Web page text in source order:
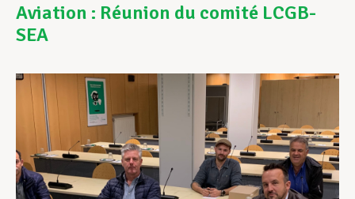
Vos droits
Assistance en vie privée
Développement professionnel
Aviation : Réunion du comité LCGB-
SEA